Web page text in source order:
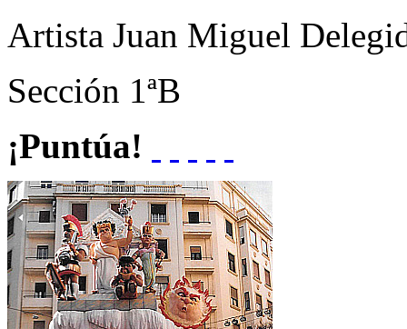
Artista Juan Miguel
Sección 1ªB
¡Puntúa!